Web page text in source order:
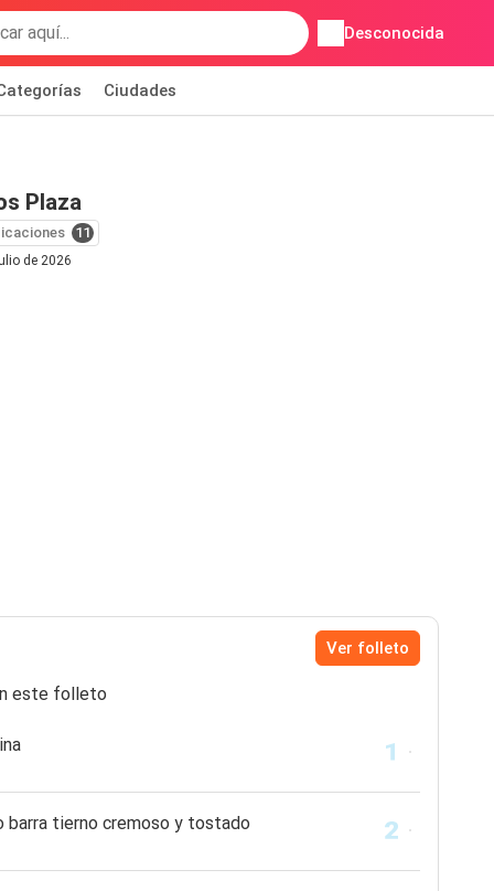
Desconocida
Ciudades
Plaza
11
de 2026
Ver folleto
este folleto
barra tierno cremoso y tostado